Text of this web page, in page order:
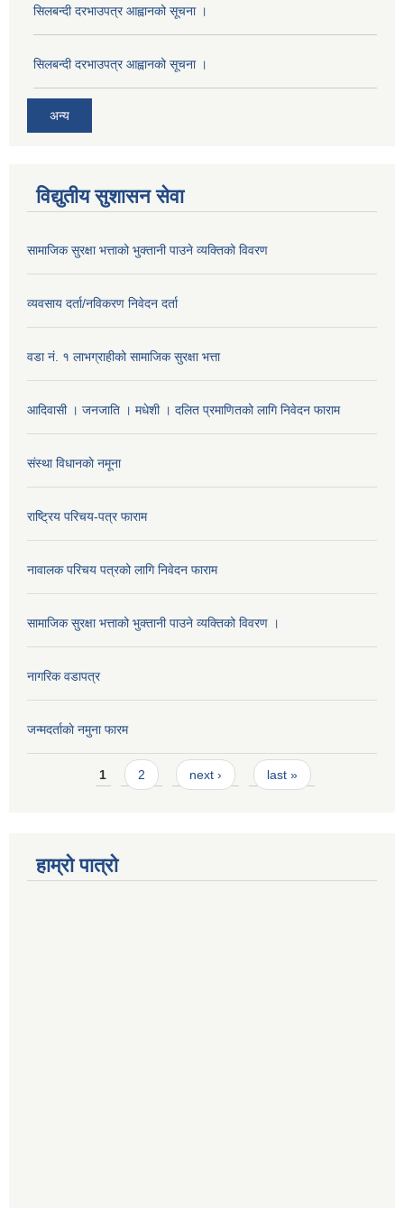
सिलबन्दी दरभाउपत्र आह्वानको सूचना ।
सिलबन्दी दरभाउपत्र आह्वानको सूचना ।
अन्य
विद्युतीय सुशासन सेवा
सामाजिक सुरक्षा भत्ताको भुक्तानी पाउने व्यक्तिको विवरण
व्यवसाय दर्ता/नविकरण निवेदन दर्ता
वडा नं. १ लाभग्राहीको सामाजिक सुरक्षा भत्ता
आदिवासी । जनजाति । मधेशी । दलित प्रमाणितको लागि निवेदन फाराम
संस्था विधानकाे नमूना
राष्ट्रिय परिचय-पत्र फाराम
नावालक परिचय पत्रको लागि निवेदन फाराम
सामाजिक सुरक्षा भत्ताको भुक्तानी पाउने व्यक्तिको विवरण ।
नागरिक वडापत्र
जन्मदर्ताकाे नमुना फारम
Pages1 2 next › last »
हाम्रो पात्रो